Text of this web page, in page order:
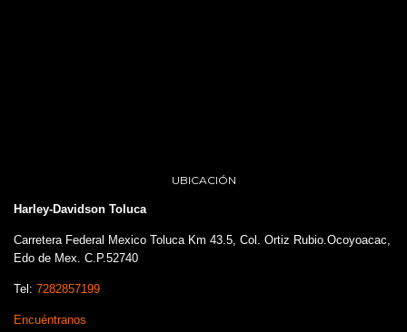
UBICACIÓN
Harley-Davidson Toluca
Carretera Federal Mexico Toluca Km 43.5, Col. Ortiz Rubio.Ocoyoacac,
Edo de Mex. C.P.52740
Tel: 7282857199
Encuéntranos